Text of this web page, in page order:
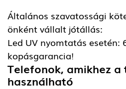
Általános szavatossági
önként vállalt jótállás:
Led UV nyomtatás esetén:
kopásgarancia!
Telefonok, amikhez a
használható